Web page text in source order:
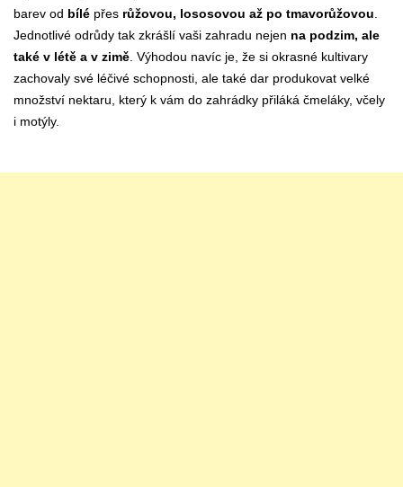
barev od bílé přes růžovou, lososovou až po tmavorůžovou
Jednotlivé odrůdy tak zkrášlí vaši zahradu nejen na podzim, ale
také v létě a v zimě . Výhodou navíc je, že si okrasné kultivary
zachovaly své léčivé schopnosti, ale také dar produkovat velké
množství nektaru, který k vám do zahrádky přiláká čmeláky, včely
i motýly.